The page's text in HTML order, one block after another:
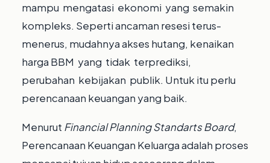
mampu mengatasi ekonomi yang semakin
kompleks. Seperti ancaman resesi terus-
menerus, mudahnya akses hutang, kenaikan
harga BBM yang tidak terprediksi,
perubahan kebijakan publik. Untuk itu perlu
perencanaan keuangan yang baik.
Menurut Financial Planning Standarts Board,
Perencanaan Keuangan Keluarga adalah proses